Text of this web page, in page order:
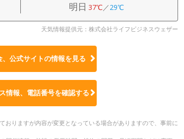
明日 37℃／29℃
天気情報提供元：株式会社ライフビジネスウェザー
公式サイトの情報を見る
情報、電話番号を確認する
りますが内容が変更となっている場合がありますので、事前に